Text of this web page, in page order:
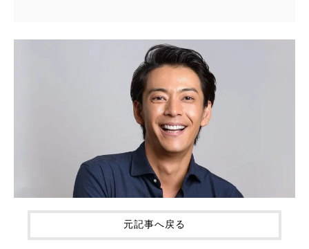
元記事へ戻る